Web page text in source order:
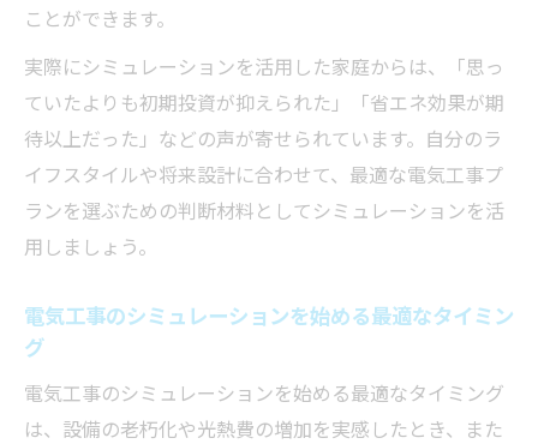
ことができます。
実際にシミュレーションを活用した家庭からは、「思っ
ていたよりも初期投資が抑えられた」「省エネ効果が期
待以上だった」などの声が寄せられています。自分のラ
イフスタイルや将来設計に合わせて、最適な電気工事プ
ランを選ぶための判断材料としてシミュレーションを活
用しましょう。
電気工事のシミュレーションを始める最適なタイミン
グ
電気工事のシミュレーションを始める最適なタイミング
は、設備の老朽化や光熱費の増加を実感したとき、また